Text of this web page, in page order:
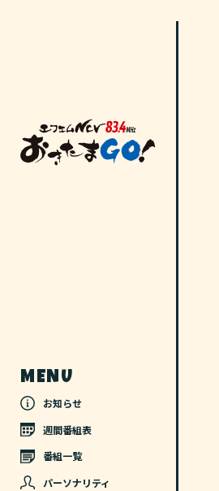
MENU
お知らせ
週間番組表
番組一覧
パーソナリティ